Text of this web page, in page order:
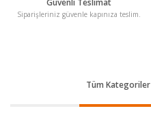
Güvenli Teslimat
Siparişleriniz güvenle kapınıza teslim.
Tüm Kategoriler